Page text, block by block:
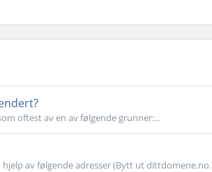
oftest av en av følgende grunner:...
av følgende adresser (Bytt ut